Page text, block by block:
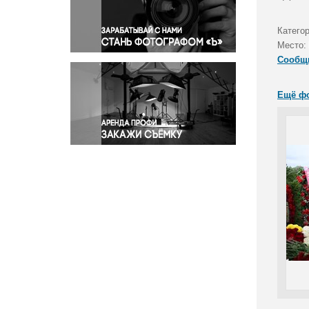
Правосудие
Происшествия и конфликты
Религия
Светская жизнь
Спорт
Экология
Экономика и бизнес
Место:
Ещё